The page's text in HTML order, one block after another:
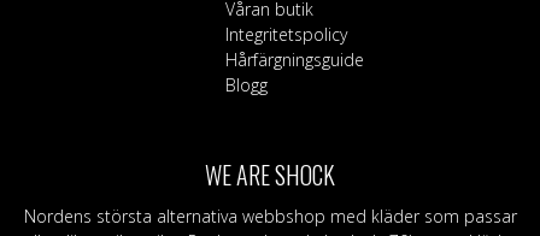
Våran butik
Integritetspolicy
Hårfärgningsguide
Blogg
WE ARE SHOCK
Nordens största alternativa webbshop med kläder som passar